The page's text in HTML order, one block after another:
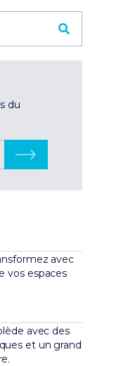
du
avec
vos espaces
avec des
et un grand